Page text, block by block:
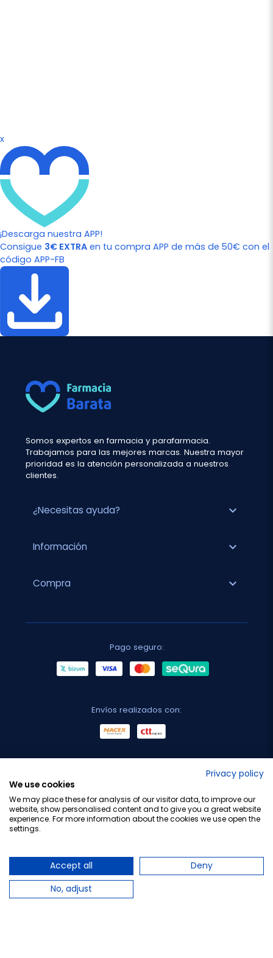
x
¡Descarga nuestra APP!
Consigue 3€ EXTRA en tu compra APP de más de 50€ con el
código APP-FB
Somos expertos en farmacia y parafarmacia.
Trabajamos para las mejores marcas. Nuestra mayor
prioridad es la atención personalizada a nuestros
clientes.
¿Necesitas ayuda? expand_more
Información expand_more
Compra expand_more
Pago seguro:
Envíos realizados con:
Privacy policy
We use cookies
We may place these for analysis of our visitor data, to improve our
website, show personalised content and to give you a great website
experience. For more information about the cookies we use open the
settings.
Accept all
Deny
No, adjust